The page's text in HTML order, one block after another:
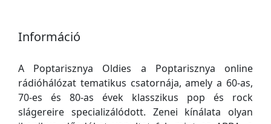
Információ
A Poptarisznya Oldies a Poptarisznya online
rádióhálózat tematikus csatornája, amely a 60-as,
70-es és 80-as évek klasszikus pop és rock
slágereire specializálódott. Zenei kínálata olyan